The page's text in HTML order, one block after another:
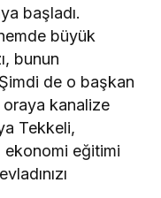
başladı.
büyük
bunun
de o başkan
oraya kanalize
Tekkeli,
ekonomi eğitimi